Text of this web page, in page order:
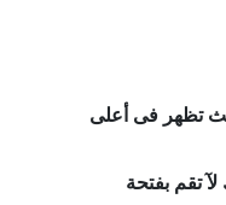
تظهر فى أعلى
تقم بفتحة